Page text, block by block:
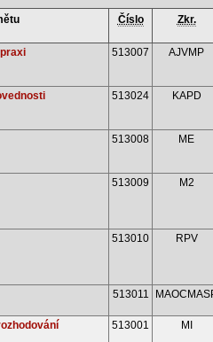
Číslo Zkr.
513007 AJVMP
513024 KAPD
513008 ME
513009 M2
513010 RPV
513011
513001 MI